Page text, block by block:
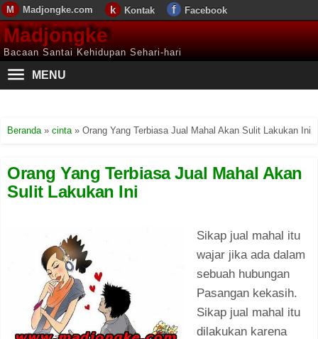
Madjongke.com Kontak Facebook
Madjongke
Bacaan Santai Kehidupan Sehari-hari
MENU
Beranda» cinta» Orang Yang Terbiasa Jual Mahal Akan Sulit Lakukan Ini
Orang Yang Terbiasa Jual Mahal Akan
Sulit Lakukan Ini
Sikap jual mahal itu
wajar jika ada dalam
sebuah hubungan
Pasangan kekasih.
Sikap jual mahal itu
dilakukan karena